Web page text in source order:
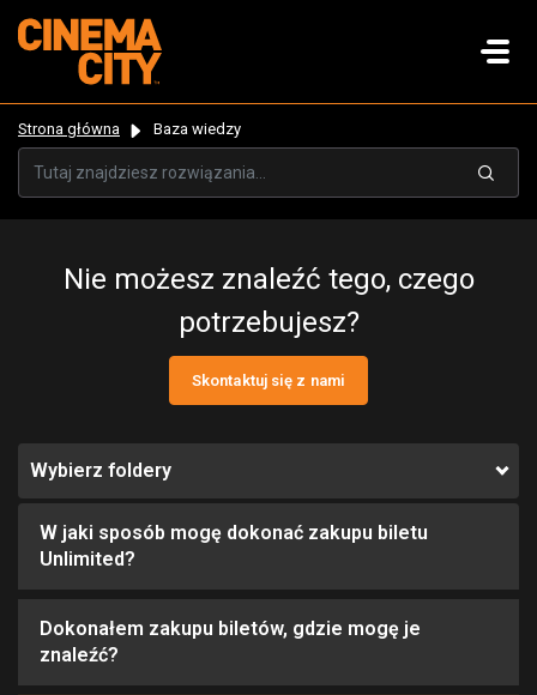
Strona główna Baza wiedzy
Nie możesz znaleźć tego, czego
potrzebujesz?
Skontaktuj się z nami
Wybierz foldery
W jaki sposób mogę dokonać zakupu biletu
Unlimited?
Dokonałem zakupu biletów, gdzie mogę je
znaleźć?